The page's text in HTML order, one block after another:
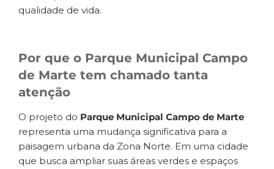
qualidade de vida.
Por que o Parque Municipal Campo
de Marte tem chamado tanta
atenção
O projeto do Parque Municipal Campo de Marte
representa uma mudança significativa para a
paisagem urbana da Zona Norte. Em uma cidade
que busca ampliar suas áreas verdes e espaços